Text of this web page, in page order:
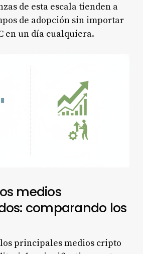
de esta escala tienden a
de adopción sin importar
en un día cualquiera.
medios
comparando los
principales medios cripto